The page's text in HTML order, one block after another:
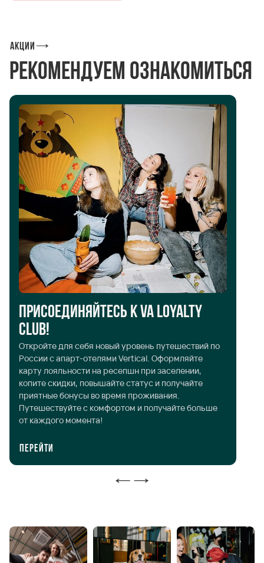
Акции
Рекомендуем ознакомиться
Присоединяйтесь к VA Loyalty
Club!
Откройте для себя новый уровень путешествий по
России с апарт-отелями Vertical. Оформляйте
карту лояльности на ресепшн при заселении,
копите скидки, повышайте статус и получайте
приятные бонусы во время проживания.
Путешествуйте с комфортом и получайте больше
от каждого момента!
Перейти